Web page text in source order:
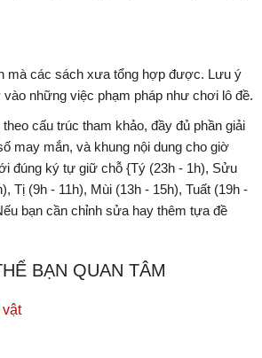
mà các sách xưa tổng hợp được. Lưu ý
vào những việc phạm pháp như chơi lô đề.
cấu trúc tham khảo, đầy đủ phần giải
may mắn, và khung nội dung cho giờ
đúng ký tự giữ chỗ {Tý (23h - 1h), Sửu
Tị (9h - 11h), Mùi (13h - 15h), Tuất (19h -
bạn cần chỉnh sửa hay thêm tựa đề
BẠN QUAN TÂM